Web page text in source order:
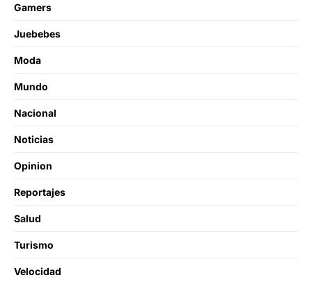
Gamers
Juebebes
Moda
Mundo
Nacional
Noticias
Opinion
Reportajes
Salud
Turismo
Velocidad